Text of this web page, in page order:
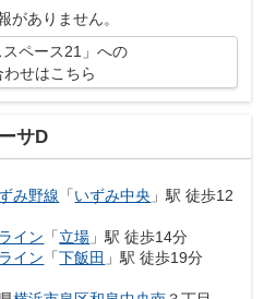
がありません。
スペース21」への
わせはこちら
サD
み野線 「いずみ中央 」駅 徒歩12
イン 「立場 」駅 徒歩14分
イン 「下飯田 」駅 徒歩19分